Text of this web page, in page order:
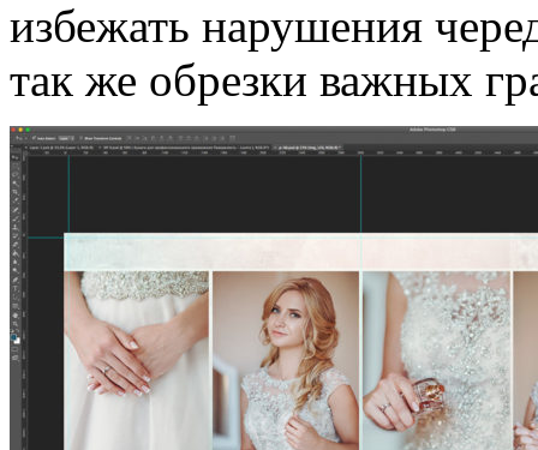
избежать нарушения
так же обрезки важных